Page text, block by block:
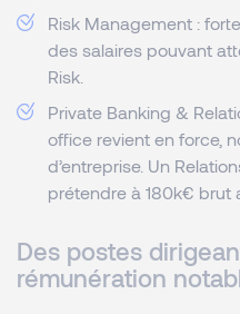
Risk Management :
des salaires pouvant
Risk.
Private Banking &
office revient en force,
d’entreprise. Un
prétendre à 180k€ brut
Des postes
rémunération